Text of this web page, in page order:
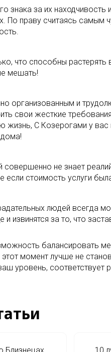
за их находчивость
По праву считаясь самым
что способны
мешать!
организованным и
свои жесткие
жизнь, С Козерогами у
дома!
не знает
стоимость услуги
людей всегда
извинятся за то, что
балансировать
момент лучше не
уровень,